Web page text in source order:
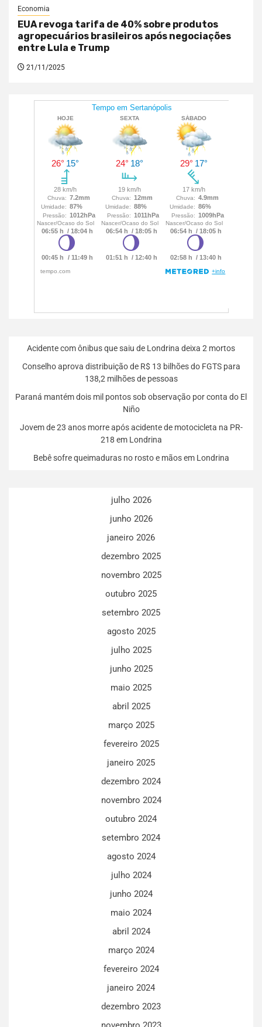
Economia
EUA revoga tarifa de 40% sobre produtos
agropecuários brasileiros após negociações
entre Lula e Trump
21/11/2025
Acidente com ônibus que saiu de Londrina deixa 2 mortos
Conselho aprova distribuição de R$ 13 bilhões do FGTS para
138,2 milhões de pessoas
Paraná mantém dois mil pontos sob observação por conta do El
Niño
Jovem de 23 anos morre após acidente de motocicleta na PR-
218 em Londrina
Bebê sofre queimaduras no rosto e mãos em Londrina
julho 2026
junho 2026
janeiro 2026
dezembro 2025
novembro 2025
outubro 2025
setembro 2025
agosto 2025
julho 2025
junho 2025
maio 2025
abril 2025
março 2025
fevereiro 2025
janeiro 2025
dezembro 2024
novembro 2024
outubro 2024
setembro 2024
agosto 2024
julho 2024
junho 2024
maio 2024
abril 2024
março 2024
fevereiro 2024
janeiro 2024
dezembro 2023